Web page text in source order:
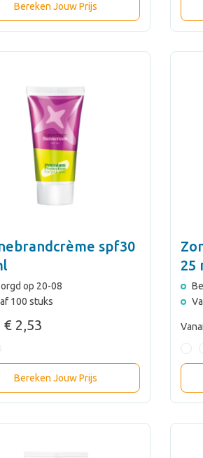
Bereken Jouw Prijs
spf30
op 20-08
100 stuks
€ 2,53
Bereken Jouw Prijs
25